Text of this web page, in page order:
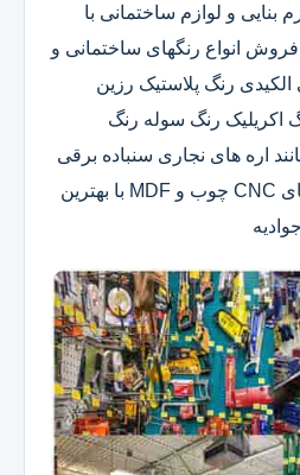
بنایی و لوازم ساختمانی با
انواع رنگهای ساختمانی و
رنگ پلاستیک رزین
اکریلیک رنگ سوله رنگ
اره های نجاری سنباده برقی
گیره و پیچ دستی دستگاه های CNC چوب و MDF با بهترین